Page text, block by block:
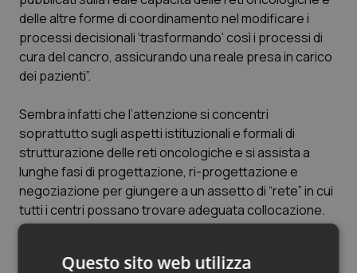
Tiroide
Tumore al seno
Tumori del Polmone & Testa Collo
Tumori gastrointestinali
Ulcera & Reflusso
Vaccini
delle altre forme di coordinamento nel modificare i
processi decisionali ‘trasformando’ così i processi di
cura del cancro, assicurando una reale presa in carico
dei pazienti”.
Sembra infatti che l’attenzione si concentri
soprattutto sugli aspetti istituzionali e formali di
strutturazione delle reti oncologiche e si assista a
lunghe fasi di progettazione, ri-progettazione e
negoziazione per giungere a un assetto di “rete” in cui
tutti i centri possano trovare adeguata collocazione.
Questi lunghi processi negoziali, aggiunge quindi il
reale obiettivo: creare una efficace comunità di
Questo sito web utilizza